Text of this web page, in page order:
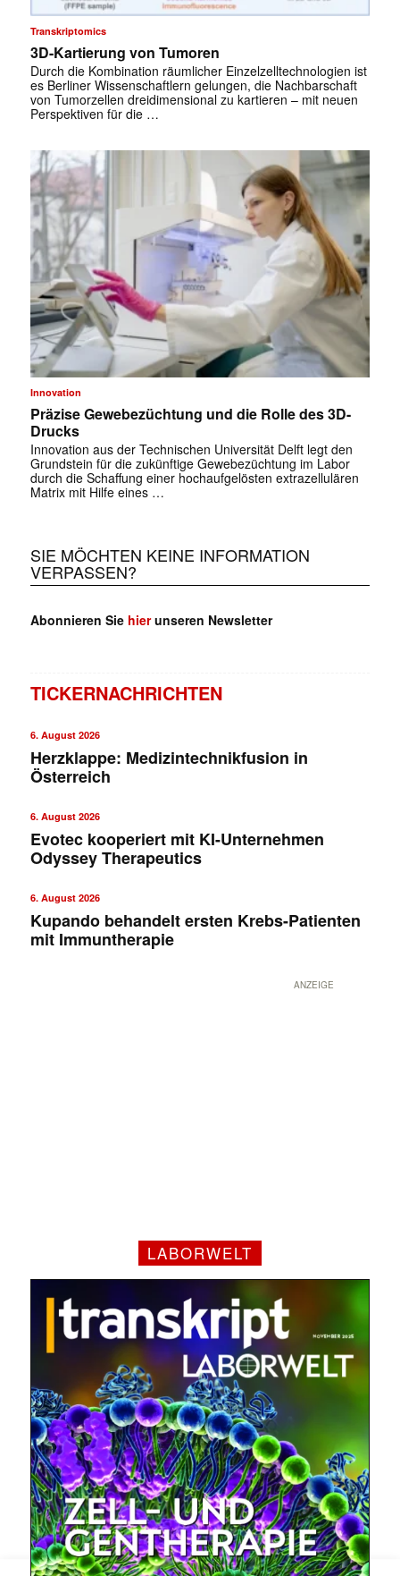
Mit dem |transkript-Newsletter
jede Woche aktuell informiert.
✕
E-
Mail
(erforderlich)
Transkriptomics
3D-Kartierung von Tumoren
Durch die Kombination räumlicher Einzelzelltechnologien ist
es Berliner Wissenschaftlern gelungen, die Nachbarschaft
von Tumorzellen dreidimensional zu kartieren – mit neuen
Perspektiven für die …
Innovation
Präzise Gewebezüchtung und die Rolle des 3D-
Drucks
Innovation aus der Technischen Universität Delft legt den
Grundstein für die zukünftige Gewebezüchtung im Labor
durch die Schaffung einer hochaufgelösten extrazellulären
Matrix mit Hilfe eines …
SIE MÖCHTEN KEINE INFORMATION
VERPASSEN?
Abonnieren Sie hierunseren Newsletter
TICKERNACHRICHTEN
6. August 2026
Herzklappe: Medizintechnikfusion in
Österreich
6. August 2026
Evotec kooperiert mit KI-Unternehmen
Odyssey Therapeutics
6. August 2026
Kupando behandelt ersten Krebs-Patienten
mit Immuntherapie
ANZEIGE
LABORWELT